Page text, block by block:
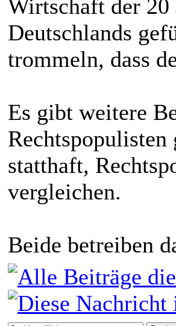
Wirtschaft der
Deutschlands
trommeln, dass
Es gibt weitere
statthaft,
vergleichen.
Beide betreiben